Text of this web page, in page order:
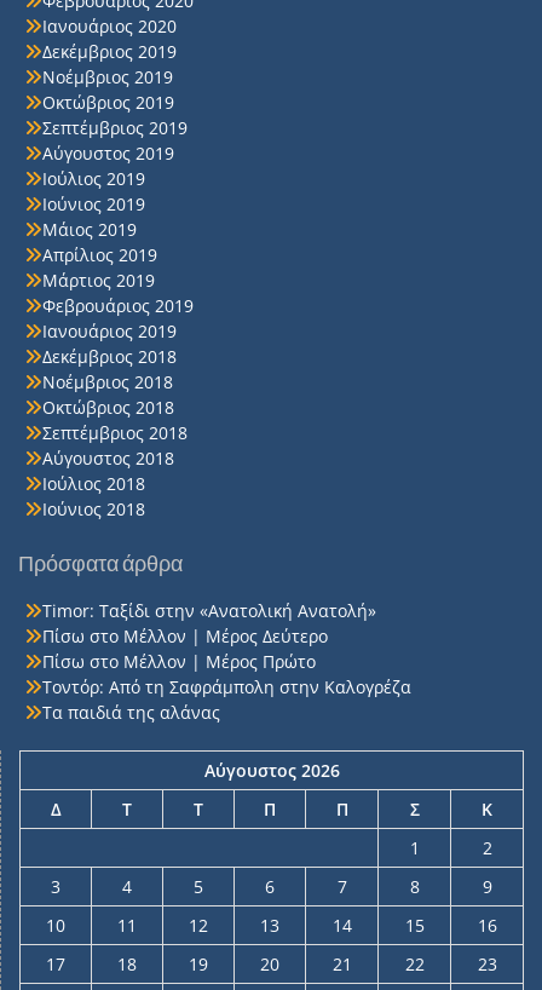
Ιανουάριος 2020
Δεκέμβριος 2019
Νοέμβριος 2019
Οκτώβριος 2019
Σεπτέμβριος 2019
Αύγουστος 2019
Ιούλιος 2019
Ιούνιος 2019
Μάιος 2019
Απρίλιος 2019
Μάρτιος 2019
Φεβρουάριος 2019
Ιανουάριος 2019
Δεκέμβριος 2018
Νοέμβριος 2018
Οκτώβριος 2018
Σεπτέμβριος 2018
Αύγουστος 2018
Ιούλιος 2018
Ιούνιος 2018
Πρόσφατα άρθρα
Timor: Ταξίδι στην «Ανατολική Ανατολή»
Πίσω στο Μέλλον | Μέρος Δεύτερο
Πίσω στο Μέλλον | Μέρος Πρώτο
Τοντόρ: Από τη Σαφράμπολη στην Καλογρέζα
Τα παιδιά της αλάνας
Αύγουστος 2026
Δ
Τ Τ Π Π Σ
Κ
1
2
3
4 5 6 7 8
9
10
11 12 13 14 15
16
17
18 19 20 21 22
23